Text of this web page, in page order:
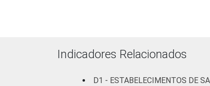
Indicadores Relacionados
D1 - ESTABELECIMENTOS DE